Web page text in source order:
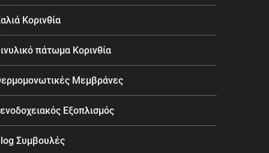
Κορινθία
πάτωμα Κορινθία
Μεμβράνες
Εξοπλισμός
Συμβουλές